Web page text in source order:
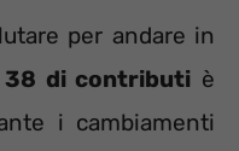
per andare in
38 di contributi è
i cambiamenti